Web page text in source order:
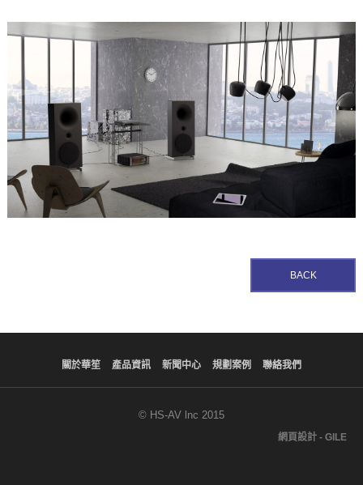
BACK
關於華笙 產品資訊 新聞中心 規劃案例 聯絡我們
© HS-AV lnc 2015
網頁設計 - GILE